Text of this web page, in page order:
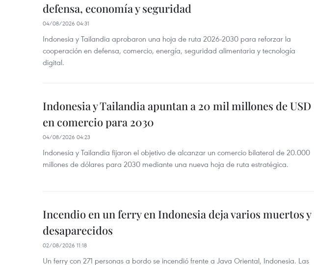
defensa, economía y seguridad
04/08/2026 04:31
Indonesia y Tailandia aprobaron una hoja de ruta 2026-2030 para reforzar la
cooperación en defensa, comercio, energía, seguridad alimentaria y tecnología
digital.
Indonesia y Tailandia apuntan a 20 mil millones de USD
en comercio para 2030
04/08/2026 04:23
Indonesia y Tailandia fijaron el objetivo de alcanzar un comercio bilateral de 20.000
millones de dólares para 2030 mediante una nueva hoja de ruta estratégica.
Incendio en un ferry en Indonesia deja varios muertos y
desaparecidos
02/08/2026 11:18
Un ferry con 271 personas a bordo se incendió frente a Java Oriental, Indonesia. Las